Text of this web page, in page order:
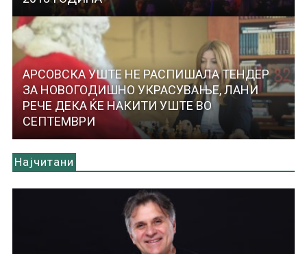
АРСОВСКА УШТЕ НЕ РАСПИШАЛА ТЕНДЕР
ЗА НОВОГОДИШНО УКРАСУВАЊЕ, ЛАНИ
РЕЧЕ ДЕКА ЌЕ НАКИТИ УШТЕ ВО
СЕПТЕМВРИ
Најчитани